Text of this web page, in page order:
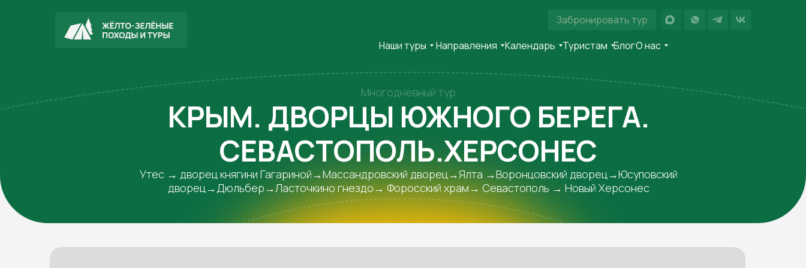
Забронировать тур
Наши туры
Направления Календарь Туристам БлогО нас
Многодневный тур
КРЫМ. ДВОРЦЫ ЮЖНОГО БЕРЕГА.
СЕВАСТОПОЛЬ.ХЕРСОНЕС
Утес → дворец княгини Гагариной→Массандровский дворец→Ялта →Воронцовский дворец→Юсуповский
дворец→Дюльбер→Ласточкино гнездо→ Форосский храм→ Севастополь → Новый Херсонес